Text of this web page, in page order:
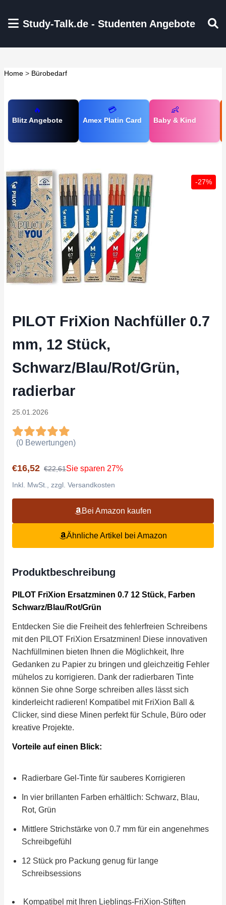
Study-Talk.de - Studenten Angebote
Home > Bürobedarf
🔥
Blitz Angebote
💳
Amex Platin Card
👶
Baby & Kind
-27%
PILOT FriXion Nachfüller 0.7
mm, 12 Stück,
Schwarz/Blau/Rot/Grün,
radierbar
25.01.2026
(0 Bewertungen)
€16,52 €22,61Sie sparen 27%
Inkl. MwSt., zzgl. Versandkosten
Bei Amazon kaufen
Ähnliche Artikel bei Amazon
Produktbeschreibung
PILOT FriXion Ersatzminen 0.7 12 Stück, Farben
Schwarz/Blau/Rot/Grün
Entdecken Sie die Freiheit des fehlerfreien Schreibens
mit den PILOT FriXion Ersatzminen! Diese innovativen
Nachfüllminen bieten Ihnen die Möglichkeit, Ihre
Gedanken zu Papier zu bringen und gleichzeitig Fehler
mühelos zu korrigieren. Dank der radierbaren Tinte
können Sie ohne Sorge schreiben alles lässt sich
kinderleicht radieren! Kompatibel mit FriXion Ball &
Clicker, sind diese Minen perfekt für Schule, Büro oder
kreative Projekte.
Vorteile auf einen Blick:
Radierbare Gel-Tinte für sauberes Korrigieren
In vier brillanten Farben erhältlich: Schwarz, Blau,
Rot, Grün
Mittlere Strichstärke von 0.7 mm für ein angenehmes
Schreibgefühl
12 Stück pro Packung genug für lange
Schreibsessions
Kompatibel mit Ihren Lieblings-FriXion-Stiften